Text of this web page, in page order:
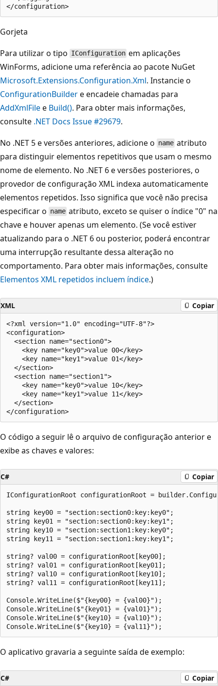
Gorjeta
Para utilizar o tipo IConfiguration em aplicações
WinForms, adicione uma referência ao pacote NuGet
Microsoft.Extensions.Configuration.Xml. Instancie o
ConfigurationBuildere encadeie chamadas para
AddXmlFilee Build(). Para obter mais informações,
consulte .NET Docs Issue #29679.
No .NET 5 e versões anteriores, adicione o name atributo
para distinguir elementos repetitivos que usam o mesmo
nome de elemento. No .NET 6 e versões posteriores, o
provedor de configuração XML indexa automaticamente
elementos repetidos. Isso significa que você não precisa
especificar o name atributo, exceto se quiser o índice "0" na
chave e houver apenas um elemento. (Se você estiver
atualizando para o .NET 6 ou posterior, poderá encontrar
uma interrupção resultante dessa alteração no
comportamento. Para obter mais informações, consulte
Elementos XML repetidos incluem índice.)
XML Copiar
<?xml version="1.0" encoding="UTF-8"?>
<configuration>
  <section name="section0">
    <key name="key0">value 00</key>
    <key name="key1">value 01</key>
  </section>
  <section name="section1">
    <key name="key0">value 10</key>
    <key name="key1">value 11</key>
  </section>
O código a seguir lê o arquivo de configuração anterior e
exibe as chaves e valores:
C# Copiar
IConfigurationRoot configurationRoot =
string key00 = "section:section0:key:key0";
string key01 = "section:section0:key:key1";
string key10 = "section:section1:key:key0";
string key11 = "section:section1:key:key1";
string? val00 = configurationRoot[key00];
string? val01 = configurationRoot[key01];
string? val10 = configurationRoot[key10];
string? val11 = configurationRoot[key11];
Console.WriteLine($"{key00} = {val00}");
Console.WriteLine($"{key01} = {val01}");
Console.WriteLine($"{key10} = {val10}");
O aplicativo gravaria a seguinte saída de exemplo:
C# Copiar